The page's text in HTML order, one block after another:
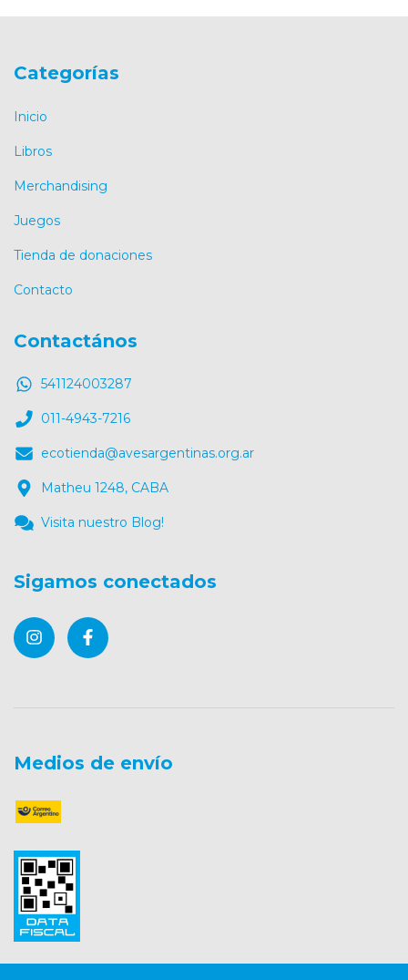
Categorías
Inicio
Libros
Merchandising
Juegos
Tienda de donaciones
Contacto
Contactános
541124003287
011-4943-7216
ecotienda@avesargentinas.org.ar
Matheu 1248, CABA
Visita nuestro Blog!
Sigamos conectados
Medios de envío